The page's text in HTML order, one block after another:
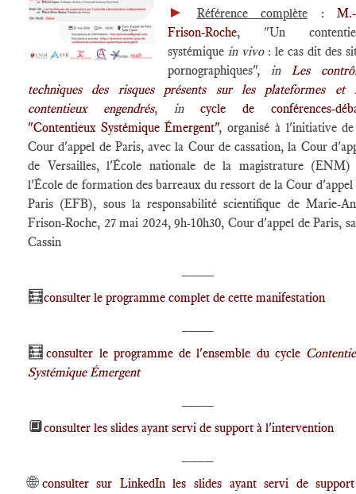
► Référence complète :
Frison-Roche, "Un
systémique in vivo: le cas dit des
pornographiques", in Les
techniques des risques présents sur les plateformes et
contentieux engendrés, in
cycle de conférences-
"Contentieux Systémique Émergent", organisé à l'initiative
Cour d'appel de Paris, avec la Cour de cassation, la Cour
de Versailles, l'École nationale de la magistrature
l'École de formation des barreaux du ressort de la Cour d'appel
Paris (EFB), sous la responsabilité scientifique de Marie-
Frison-Roche, 27 mai 2024, 9h-10h30, Cour d'appel de Paris,
Cassin
🧮consulter le programme complet de cette manifestation
🧮consulter le programme de l'ensemble du cycle
Systémique Émergent
🔲consulter les slides ayant servi de support à l'intervention
🌐 consulter sur LinkedIn les slides ayant servi de